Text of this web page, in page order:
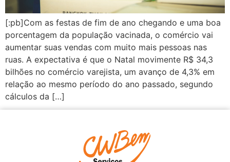
[:pb]Com as festas de fim de ano chegando e uma boa
porcentagem da população vacinada, o comércio vai
aumentar suas vendas com muito mais pessoas nas
ruas. A expectativa é que o Natal movimente R$ 34,3
bilhões no comércio varejista, um avanço de 4,3% em
relação ao mesmo período do ano passado, segundo
cálculos da […]